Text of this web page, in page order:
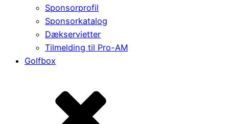
Sponsorprofil
Sponsorkatalog
Dækservietter
Tilmelding til Pro-AM
Golfbox